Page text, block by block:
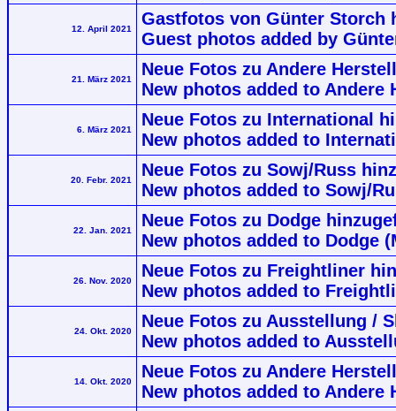
12. April 2021
Gastfotos von Günter Storch
Guest photos added by
21. März 2021
Neue Fotos zu Andere
New photos added to Andere
6. März 2021
Neue Fotos zu International
New photos added to
20. Febr. 2021
Neue Fotos zu Sowj/Russ
New photos added to Sowj/
22. Jan. 2021
Neue Fotos zu Dodge
New photos added to Dodge
26. Nov. 2020
Neue Fotos zu Freightliner
New photos added to
24. Okt. 2020
Neue Fotos zu Ausstellung /
New photos added to
14. Okt. 2020
Neue Fotos zu Andere
New photos added to Andere